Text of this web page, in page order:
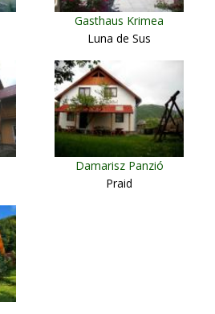
Gasthaus Krimea
Luna de Sus
Damarisz Panzió
Praid